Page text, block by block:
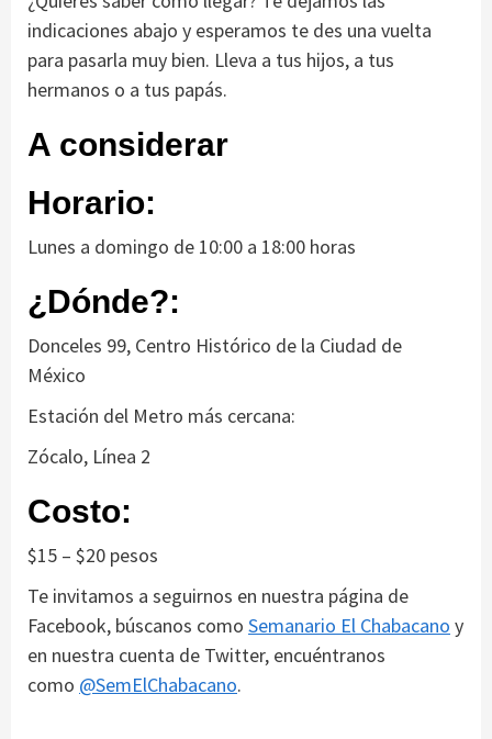
indicaciones abajo y esperamos te des una vuelta
para pasarla muy bien. Lleva a tus hijos, a tus
hermanos o a tus papás.
A considerar
Horario:
Lunes a domingo de 10:00 a 18:00 horas
¿Dónde?:
Donceles 99, Centro Histórico de la Ciudad de
México
Estación del Metro más cercana:
Zócalo, Línea 2
Costo:
$15 – $20 pesos
Te invitamos a seguirnos en nuestra página de
Facebook, búscanos como Semanario El Chabacano y
en nuestra cuenta de Twitter, encuéntranos
como @SemElChabacano.